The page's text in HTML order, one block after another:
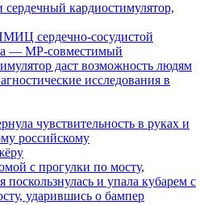
сердечный кардиостимулятор,
сердечно-сосудистой
— МР-совместимый
даст возможность людям
исследования в
чувствительность в руках и
российскому
с прогулки по мосту,
поскользнулась и упала кубарем с
ударившись о бампер